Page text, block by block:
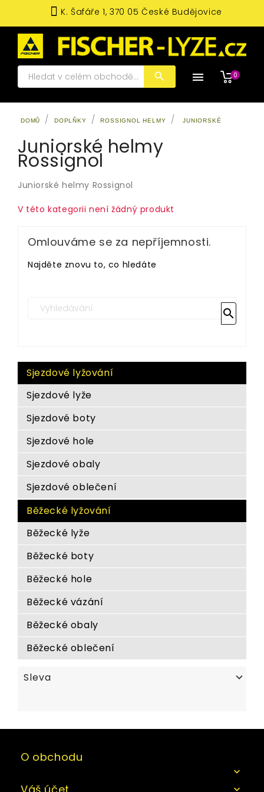
K. Šafáře 1, 370 05 České Budějovice
 0
DOMŮ DOPLŇKY ROSSIGNOL HELMY JUNIORSKÉ
Juniorské helmy
Rossignol
Juniorské helmy Rossignol
V této kategorii není žádný produkt
Omlouváme se za nepříjemnosti.
Najděte znovu to, co hledáte

Sjezdové lyžování
Sjezdové lyže
Sjezdové boty
Sjezdové hole
Sjezdové obaly
Sjezdové oblečení
Běžecké lyžování
Běžecké lyže
Běžecké boty
Běžecké hole
Běžecké vázání
Běžecké obaly
Běžecké oblečení
Sleva 
O obchodu
